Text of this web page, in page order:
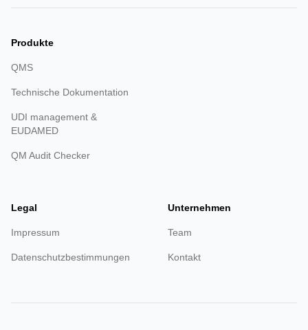
Produkte
QMS
Technische Dokumentation
UDI management &
EUDAMED
QM Audit Checker
Legal
Impressum
Datenschutzbestimmungen
Unternehmen
Team
Kontakt